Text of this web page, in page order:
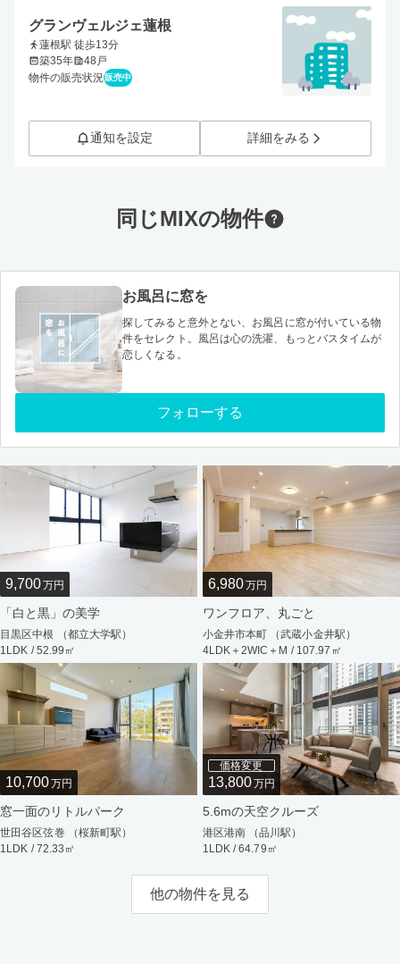
グランヴェルジェ蓮根
蓮根駅 徒歩13分
築35年
48戸
物件の販売状況 販売中
通知を設定 詳細をみる
同じMIXの物件
お風呂に窓を
探してみると意外とない、お風呂に窓が付いている物
件をセレクト。風呂は心の洗濯、もっとバスタイムが
恋しくなる。
フォローする
9,700万円
「白と黒」の美学
目黒区中根 （都立大学駅）
1LDK / 52.99㎡
6,980万円
ワンフロア、丸ごと
小金井市本町 （武蔵小金井駅）
4LDK＋2WIC＋M / 107.97㎡
10,700万円
窓一面のリトルパーク
世田谷区弦巻 （桜新町駅）
1LDK / 72.33㎡
価格変更
13,800万円
5.6mの天空クルーズ
港区港南 （品川駅）
1LDK / 64.79㎡
他の物件を見る